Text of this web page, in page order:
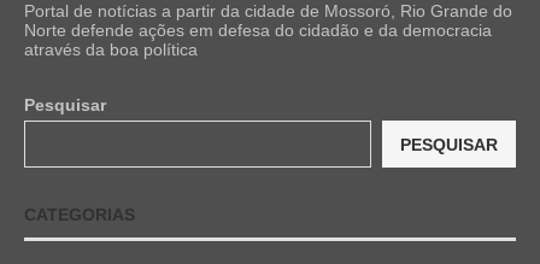
Portal de notícias a partir da cidade de Mossoró, Rio Grande do
Norte defende ações em defesa do cidadão e da democracia
através da boa política
Pesquisar
PESQUISAR
CATEGORIAS